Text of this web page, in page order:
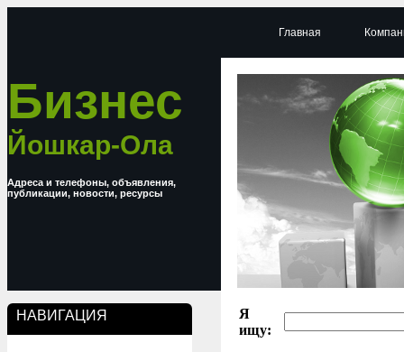
Бизнес
Йошкар-Ола
Адреса и телефоны, объявления,
публикации, новости, ресурсы
НАВИГАЦИЯ
Главная
Я
ищу: